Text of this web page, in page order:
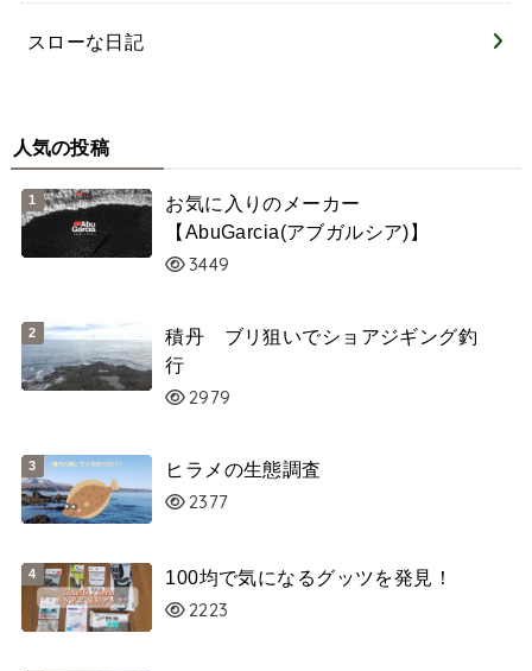
スローな日記
人気の投稿
お気に入りのメーカー
【AbuGarcia(アブガルシア)】
3449
積丹 ブリ狙いでショアジギング釣
行
2979
ヒラメの生態調査
2377
100均で気になるグッツを発見！
2223